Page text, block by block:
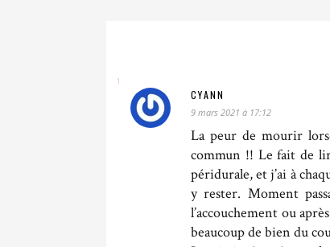
CYANN
9 mars 2021 à 17:12
La peur de mourir
commun !! Le fait de
péridurale, et j’ai à
y rester. Moment
l’accouchement ou
beaucoup de bien du